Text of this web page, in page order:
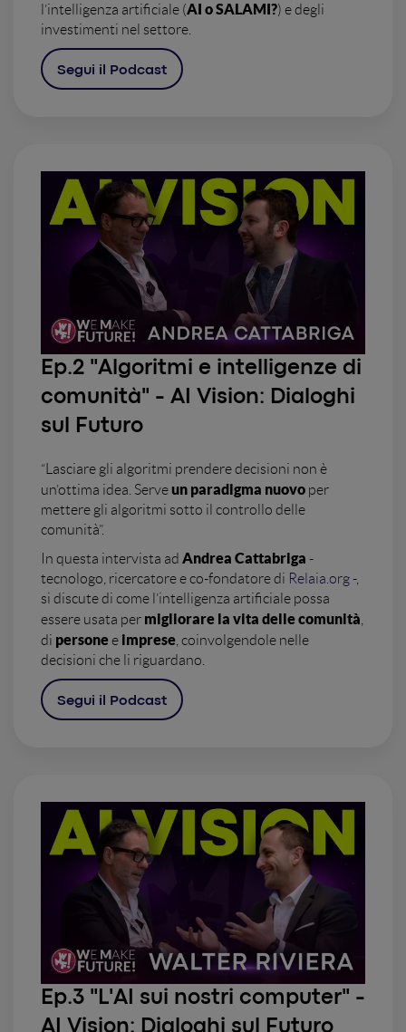
l’intelligenza artificiale (AI o SALAMI?) e degli
investimenti nel settore.
Segui il Podcast
Ep.2 "Algoritmi e intelligenze di
comunità" - AI Vision: Dialoghi
sul Futuro
“Lasciare gli algoritmi prendere decisioni non è
un’ottima idea. Serveun paradigma nuovo per
mettere gli algoritmi sotto il controllo delle
comunità”.
In questa intervista ad Andrea Cattabriga -
tecnologo, ricercatore e co-fondatore di Relaia.org-,
si discute di come l’intelligenza artificiale possa
essere usata per migliorare la vita delle comunità
di personee imprese , coinvolgendole nelle
decisioni che li riguardano.
Segui il Podcast
Ep.3 "L'AI sui nostri computer" -
AI Vision: Dialoghi sul Futuro